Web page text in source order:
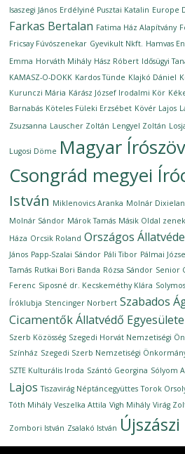
Isaszegi János Erdélyiné Pusztai Katalin Europe
Farkas Bertalan Fatima Ház Alapítvány
Fricsay Fúvószenekar Gyevikult Nkft. Hamvas
Emma Horváth Mihály Hász Róbert Idősügyi
KAMASZ-O-DOKK Kardos Tünde Klajkó Dániel
Kurunczi Mária Kárász József Irodalmi Kör
Barnabás Köteles Füleki Erzsébet Kövér Lajos
Zsuzsanna Lauscher Zoltán Lengyel Zoltán
Lugosi Döme Magyar
Csongrád megyei
István Miklenovics Aranka Molnár
Molnár Sándor Márok Tamás Másik Oldal
Háza Orcsik Roland Országos
János Papp-Szalai Sándor Páli Tibor Pálmai
Tamás Rutkai Bori Banda Rózsa Sándor Senior
Ferenc Siposné dr. Kecskeméthy Klára
Íróklubja Stencinger Norbert Szabados
Cicamentők Állatvédő Egyesülete
Szerb Közösség Szegedi Horvát Nemzetiségi
Színház Szegedi Szerb Nemzetiségi
SZTE Kulturális Iroda Szántó Georgina Sólyom
Lajos Tiszavirág Néptáncegyüttes Torok
Tóth Mihály Veszelka Attila Vigh Mihály Virág
Zombori István Zsalakó István